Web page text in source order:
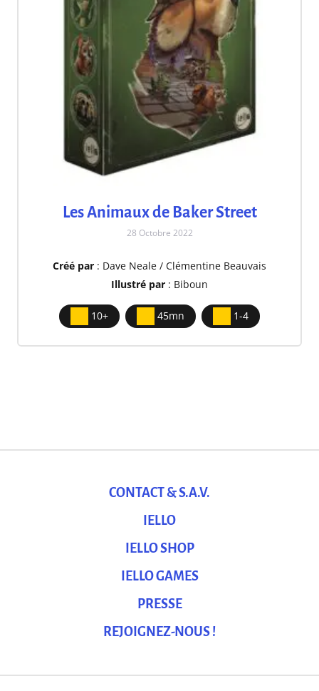
Les Animaux de Baker Street
28 Octobre 2022
Créé par : Dave Neale / Clémentine Beauvais
Illustré par : Biboun
10+ 45mn 1-4
CONTACT & S.A.V.
IELLO
IELLO SHOP
IELLO GAMES
PRESSE
REJOIGNEZ-NOUS !